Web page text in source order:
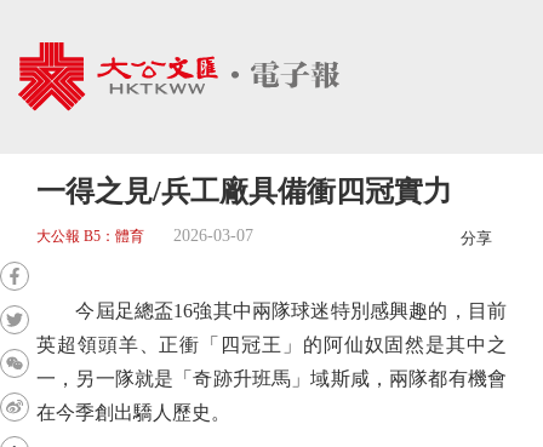
一得之見/兵工廠具備衝四冠實力
大公報 B5：體育 2026-03-07 分享
今屆足總盃16強其中兩隊球迷特別感興趣的，目前
英超領頭羊、正衝「四冠王」的阿仙奴固然是其中之
一，另一隊就是「奇跡升班馬」域斯咸，兩隊都有機會
在今季創出驕人歷史。